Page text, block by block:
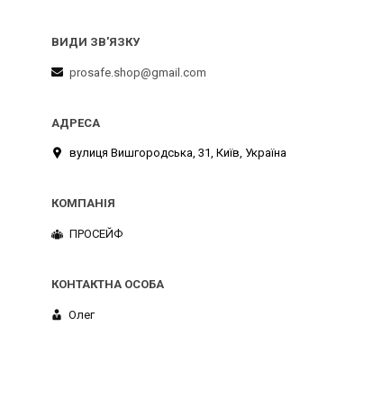
prosafe.shop@gmail.com
вулиця Вишгородська, 31, Київ, Україна
ПРОСЕЙФ
Олег